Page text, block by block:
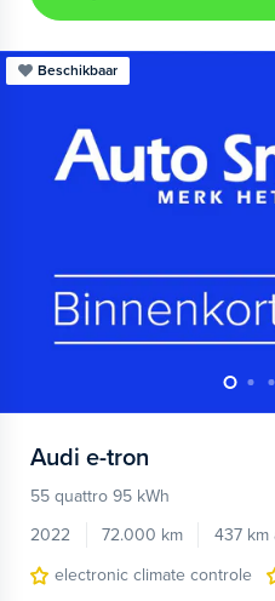
Beschikbaar
Audi e-tron
55 quattro 95 kWh
2022
72.000 km 437 km
electronic climate controle